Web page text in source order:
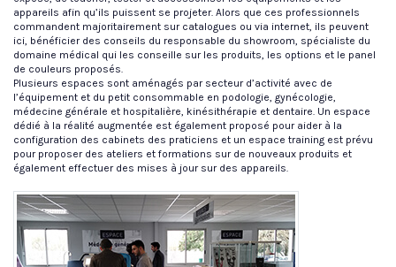
appareils afin qu’ils puissent se projeter. Alors que ces professionnels
commandent majoritairement sur catalogues ou via internet, ils peuvent
ici, bénéficier des conseils du responsable du showroom, spécialiste du
domaine médical qui les conseille sur les produits, les options et le panel
de couleurs proposés.
Plusieurs espaces sont aménagés par secteur d’activité avec de
l’équipement et du petit consommable en podologie, gynécologie,
médecine générale et hospitalière, kinésithérapie et dentaire. Un espace
dédié à la réalité augmentée est également proposé pour aider à la
configuration des cabinets des praticiens et un espace training est prévu
pour proposer des ateliers et formations sur de nouveaux produits et
également effectuer des mises à jour sur des appareils.